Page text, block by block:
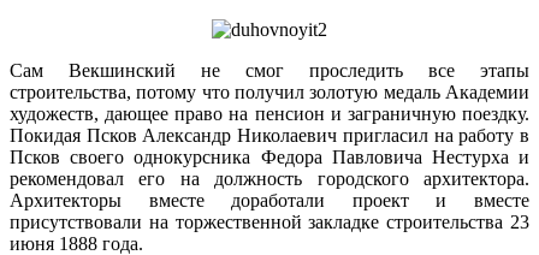
Сам Векшинский не смог проследить все этапы
строительства, потому что получил золотую медаль Академии
художеств, дающее право на пенсион и заграничную поездку.
Покидая Псков Александр Николаевич пригласил на работу в
Псков своего однокурсника Федора Павловича Нестурха и
рекомендовал его на должность городского архитектора.
Архитекторы вместе доработали проект и вместе
присутствовали на торжественной закладке строительства 23
июня 1888 года.